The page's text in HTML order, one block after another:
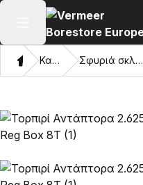
Άνοιγμα κύριου μενού
ΣπίτιΚατάλογος Σφυριά σκληρού δίσκου Mincon™